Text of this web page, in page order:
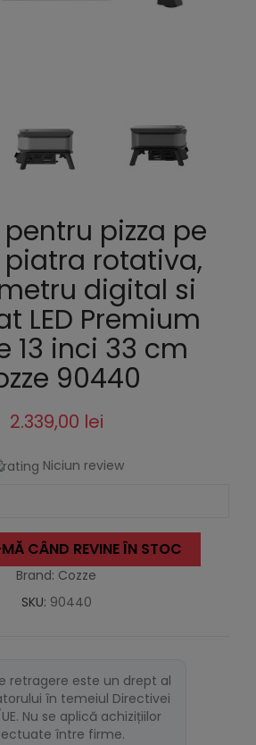
pizza pe
piatra rotativa,
digital si
LED Premium
13 inci 33 cm
90440
2.339,00 lei
Niciun review
CÂND REVINE ÎN STOC
Brand: Cozze
SKU: 90440
retragere este un drept al
în temeiul Directivei
Nu se aplică achizițiilor
între firme.